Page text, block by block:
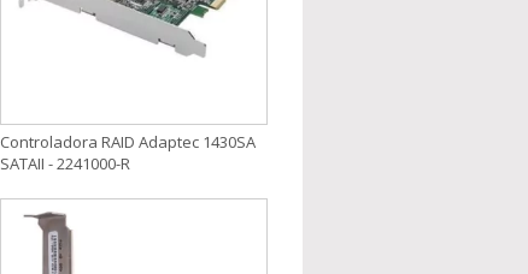
Controladora RAID Adaptec 1430SA
SATAII - 2241000-R